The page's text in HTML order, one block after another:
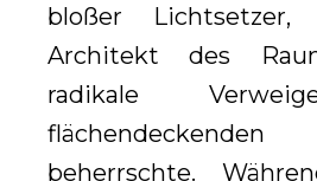
bloßer
Architekt des
radikale
flächendeckenden
beherrschte.